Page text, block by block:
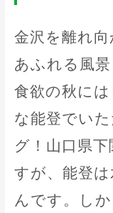
金沢を離れ
あふれる風景
食欲の秋に
な能登でい
グ！山口県
すが、能登
んです。し